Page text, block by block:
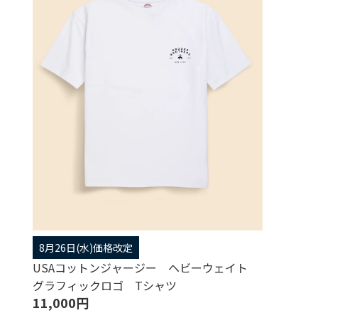
8月26日(水)価格改定
USAコットンジャージー ヘビーウェイト
グラフィックロゴ Tシャツ
11,000円